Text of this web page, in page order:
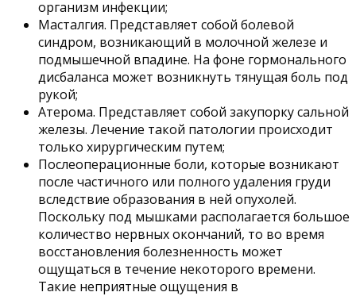
организм инфекции;
Масталгия. Представляет собой болевой
синдром, возникающий в молочной железе и
подмышечной впадине. На фоне гормонального
дисбаланса может возникнуть тянущая боль под
рукой;
Атерома. Представляет собой закупорку сальной
железы. Лечение такой патологии происходит
только хирургическим путем;
Послеоперационные боли, которые возникают
после частичного или полного удаления груди
вследствие образования в ней опухолей.
Поскольку под мышками располагается большое
количество нервных окончаний, то во время
восстановления болезненность может
ощущаться в течение некоторого времени.
Такие неприятные ощущения в